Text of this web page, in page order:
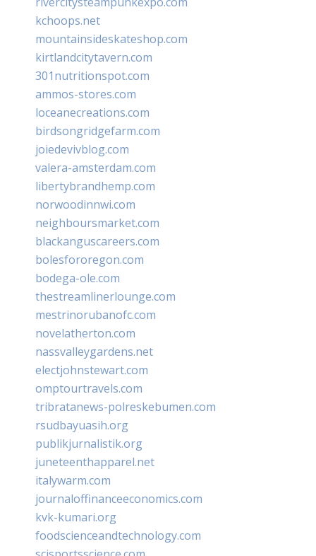
kchoops.net
mountainsideskateshop.com
kirtlandcitytavern.com
301nutritionspot.com
ammos-stores.com
loceanecreations.com
birdsongridgefarm.com
joiedevivblog.com
valera-amsterdam.com
libertybrandhemp.com
norwoodinnwi.com
neighboursmarket.com
blackanguscareers.com
bolesfororegon.com
bodega-ole.com
thestreamlinerlounge.com
mestrinorubanofc.com
novelatherton.com
nassvalleygardens.net
electjohnstewart.com
omptourtravels.com
tribratanews-polreskebumen.com
rsudbayuasih.org
publikjurnalistik.org
juneteenthapparel.net
italywarm.com
journaloffinanceeconomics.com
kvk-kumari.org
foodscienceandtechnology.com